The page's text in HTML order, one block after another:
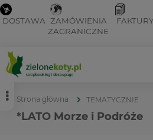
DOSTAWA ZAMÓWIENIA
ZAGRANICZNE
FAKTURY
Strona główna TEMATYCZNIE
*LATO Morze i Podróże